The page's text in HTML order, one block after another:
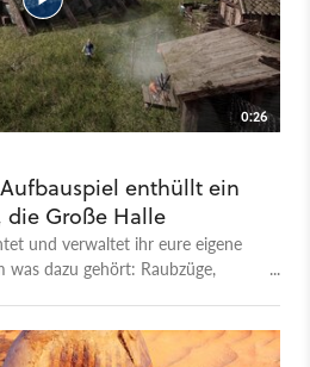
0:26
enthüllt ein
die Große Halle
und verwaltet ihr eure eigene
dazu gehört: Raubzüge,
verfluchten Kind umgeht oder